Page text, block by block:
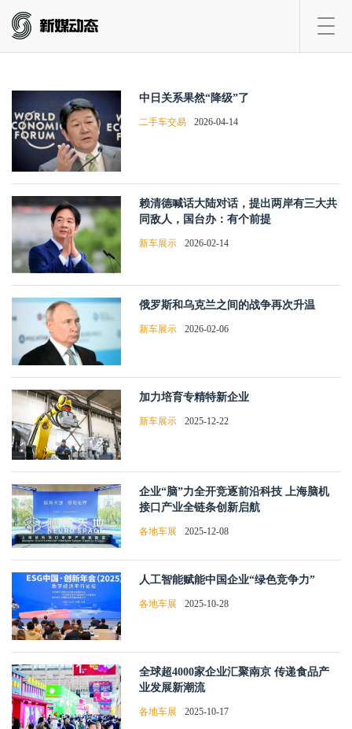
中日关系果然“降级”了
二手车交易 2026-04-14
赖清德喊话大陆对话，提出两岸有三大共
同敌人，国台办：有个前提
新车展示 2026-02-14
俄罗斯和乌克兰之间的战争再次升温
新车展示 2026-02-06
加力培育专精特新企业
新车展示 2025-12-22
企业“脑”力全开竞逐前沿科技 上海脑机
接口产业全链条创新启航
各地车展 2025-12-08
人工智能赋能中国企业“绿色竞争力”
各地车展 2025-10-28
全球超4000家企业汇聚南京 传递食品产
业发展新潮流
各地车展 2025-10-17